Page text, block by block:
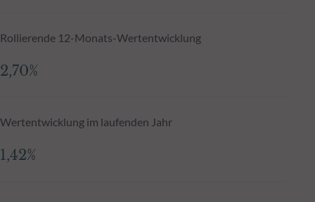
Rollierende 12-Monats-Wertentwicklung
2,70%
Wertentwicklung im laufenden Jahr
1,42%